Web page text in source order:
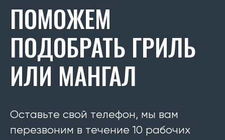
ПОМОЖЕМ
ПОДОБРАТЬ ГРИЛЬ
ИЛИ МАНГАЛ
Оставьте свой телефон, мы вам
перезвоним в течение 10 рабочих